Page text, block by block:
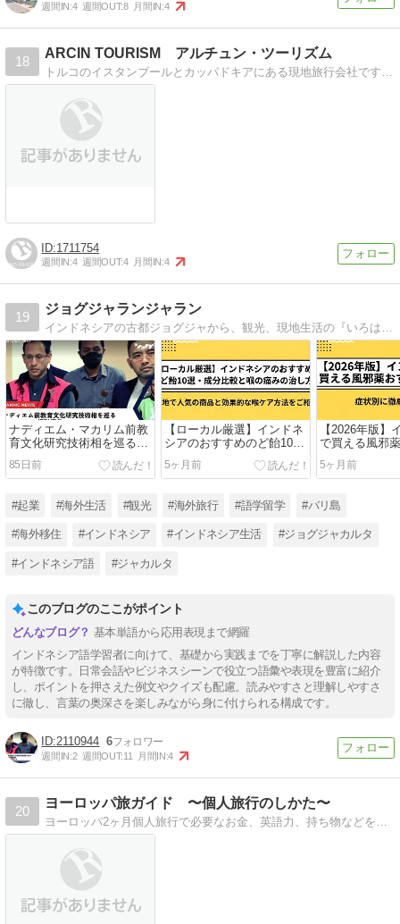
週間IN:4 週間OUT:8 月間IN:4
18
ARCIN TOURISM アルチュン・ツーリズム
トルコのイスタンブールとカッパドキアにある現地旅行会社です。トルコについて、旅行情報などトルコよりお届けします！！
1711754
週間IN:4 週間OUT:4 月間IN:4
19
ジョグジャランジャラン
インドネシアの古都ジョグジャから、観光、現地生活の『いろは』を紹介
ナディエム・マカリム前教
育文化研究技術相を巡る
Chromebook汚職事件
85日前
【ローカル厳選】インドネ
シアのおすすめのど飴10
選・成分比較と喉の痛みの
治し方
5ヶ月前
【2026年版】
で買える風邪
選！症状別に
5ヶ月前
#起業 #海外生活 #観光 #海外旅行 #語学留学 #バリ島
#海外移住 #インドネシア #インドネシア生活 #ジョグジャカルタ
#インドネシア語 #ジャカルタ
このブログのここがポイント
基本単語から応用表現まで網羅
インドネシア語学習者に向けて、基礎から実践までを丁寧に解説した内容
が特徴です。日常会話やビジネスシーンで役立つ語彙や表現を豊富に紹介
し、ポイントを押さえた例文やクイズも配慮。読みやすさと理解しやすさ
に徹し、言葉の奥深さを楽しみながら身に付けられる構成です。
2110944 6
週間IN:2 週間OUT:11 月間IN:4
20
ヨーロッパ旅ガイド 〜個人旅行のしかた〜
ヨーロッパ2ヶ月個人旅行で必要なお金、英語力、持ち物などを紹介。城や教会やステンドグラスが大好きです。